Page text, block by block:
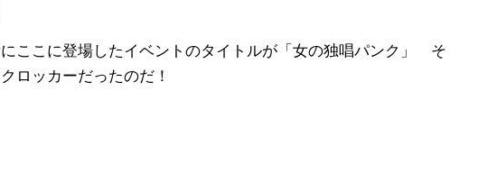
ここに登場したイベントのタイトルが「女の独唱パンク」 そ
ロッカーだったのだ！